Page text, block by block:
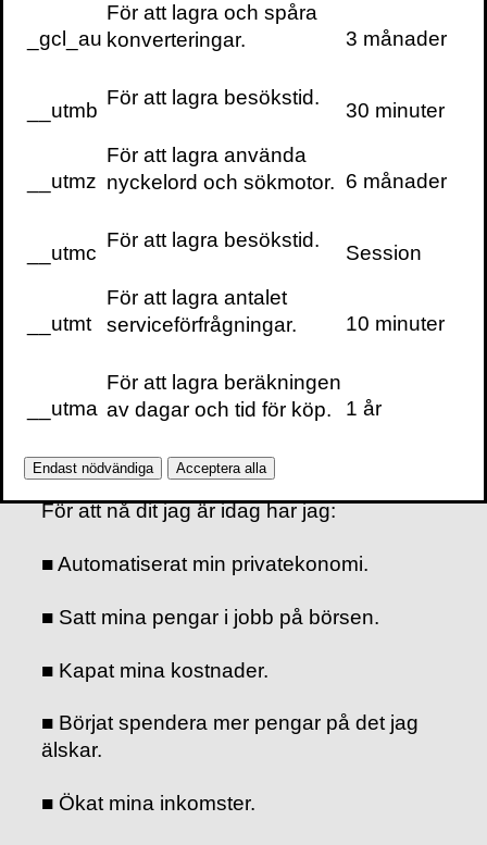
I den här boken berättar jag om modellen
som har gjort mig fri. Modellen är byggd så
privatekonomi samtidigt som dina pengar
kommer att jobba för dig.
Jag har fått förmånen att
träffa och utbilda allt från
rika egenföretagare till
nyskilda som fått sin
privatekonomi raserad av
sitt ex och människor
som flytt från krig.
För att nå dit jag är idag har jag:
■ Automatiserat min privatekonomi.
■ Satt mina pengar i jobb på börsen.
■ Kapat mina kostnader.
■ Börjat spendera mer pengar på det jag
älskar.
■ Ökat mina inkomster.
_gcl_au
För att lagra och spåra
konverteringar.
3 månader
__utmb
För att lagra besökstid.
30 minuter
__utmz
För att lagra använda
nyckelord och sökmotor. 6 månader
__utmc
För att lagra besökstid.
Session
__utmt
För att lagra antalet
serviceförfrågningar.
10 minuter
__utma
För att lagra beräkningen
av dagar och tid för köp.
1 år
Endast nödvändiga Acceptera alla